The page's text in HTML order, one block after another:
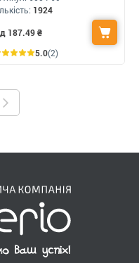
1924
187.49₴
5.0(2)